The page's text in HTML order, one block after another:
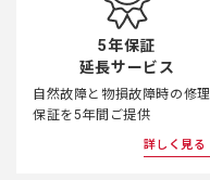
5年保証
延長サービス
自然故障と物損故障時の修理
保証を5年間ご提供
詳しく見る